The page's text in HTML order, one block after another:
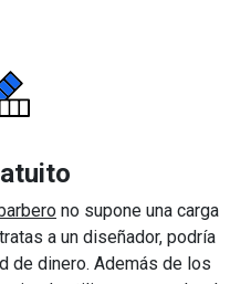
no supone una carga
a un diseñador, podría
de dinero. Además de los